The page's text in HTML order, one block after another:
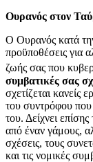
Ουρανός στον
Ο Ουρανός κατά
προϋποθέσεις για
ζωής σας που
συμβατικές σας
σχετίζεται κανείς
του συντρόφου που
του. Δείχνει
από έναν γάμους,
σχέσεις, τους
και τις νομικές